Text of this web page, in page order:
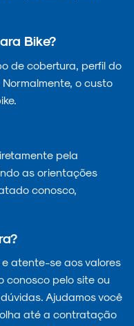
Bike?
de cobertura, perfil do
o custo
pela
as orientações
conosco,
atente-se aos valores
conosco pelo site ou
Ajudamos você
até a contratação